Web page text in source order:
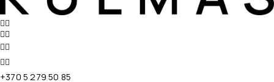
+370 5 279 50 85